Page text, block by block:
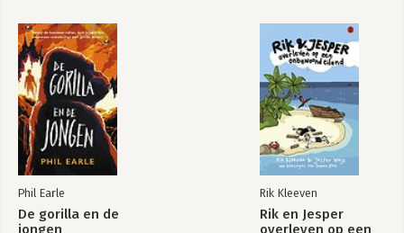
Phil Earle
De gorilla en de
jongen
Rik Kleeven
Rik en Jesper
overleven op een